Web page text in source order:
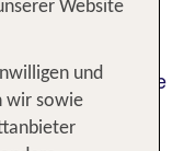
der
Caorle oder
und Thermalorte
allen
Wenn Du
Website
und
wir sowie